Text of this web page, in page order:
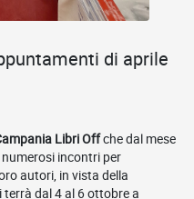
di aprile
Libri Offche dal mese
incontri per
autori, in vista della
terrà dal 4 al 6 ottobre a